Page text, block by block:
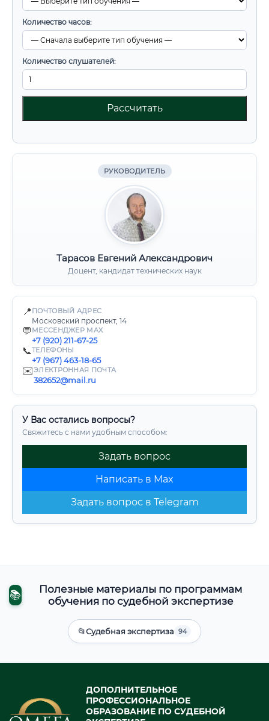
Количество часов:
Количество слушателей:
Рассчитать
РУКОВОДИТЕЛЬ
Тарасов Евгений Александрович
Доцент, кандидат технических наук
📍 ПОЧТОВЫЙ АДРЕС
Московский проспект, 14
💬 МЕССЕНДЖЕР MAX
+7 (920) 211-67-25
📞ТЕЛЕФОНЫ
+7 (967) 463-18-65
✉️ЭЛЕКТРОННАЯ ПОЧТА
382652@mail.ru
У Вас остались вопросы?
Свяжитесь с нами удобным способом:
Задать вопрос
Написать в Max
Задать вопрос в Telegram
📚
Полезные материалы по программам
обучения по судебной экспертизе
📂Судебная экспертиза 94
ДОПОЛНИТЕЛЬНОЕ
ПРОФЕССИОНАЛЬНОЕ
ОБРАЗОВАНИЕ ПО СУДЕБНОЙ